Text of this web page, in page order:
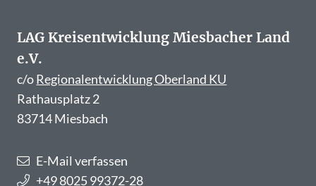
LAG Kreisentwicklung Miesbacher Land
e.V.
c/oRegionalentwicklung Oberland KU
Rathausplatz 2
83714 Miesbach
E-Mail verfassen
+49 8025 99372-28